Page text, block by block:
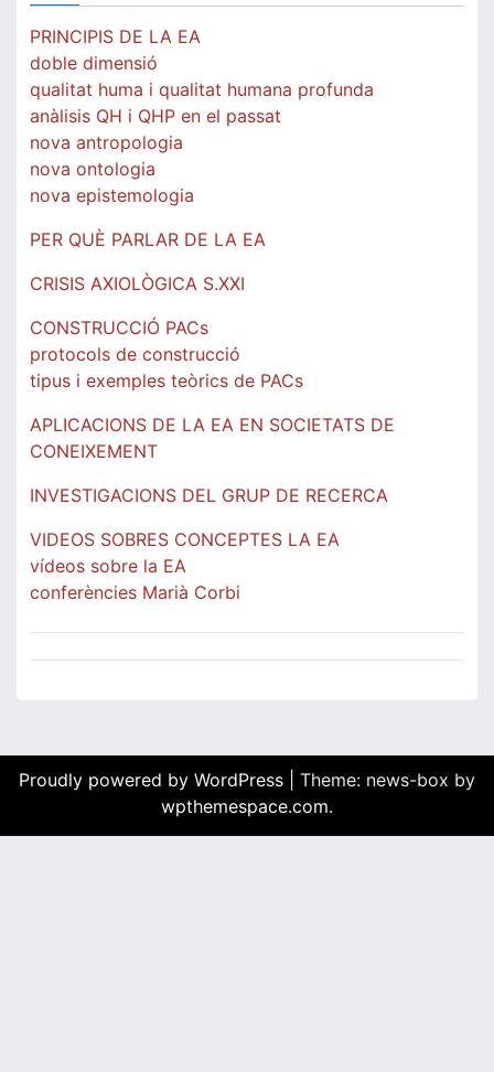
PRINCIPIS DE LA EA
doble dimensió
qualitat huma i qualitat humana profunda
anàlisis QH i QHP en el passat
nova antropologia
nova ontologia
nova epistemologia
PER QUÈ PARLAR DE LA EA
CRISIS AXIOLÒGICA S.XXI
CONSTRUCCIÓ PACs
protocols de construcció
tipus i exemples teòrics de PACs
APLICACIONS DE LA EA EN SOCIETATS DE
CONEIXEMENT
INVESTIGACIONS DEL GRUP DE RECERCA
VIDEOS SOBRES CONCEPTES LA EA
vídeos sobre la EA
conferències Marià Corbi
Proudly powered by WordPress
Theme: news-box by
wpthemespace.com.